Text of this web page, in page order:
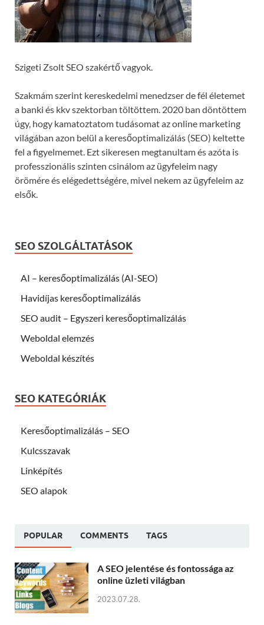
Szigeti Zsolt SEO szakértő vagyok.
Szakmám szerint kereskedelmi menedzser de fél életemet
a banki és kkv szektorban töltöttem. 2020 ban döntöttem
úgy, hogy kamatoztatom tudásomat az online marketing
világában azon belül a keresőoptimalizálás (SEO) keltette
fel a figyelmemet. Ezt sikeresen megtanultam és azóta is
professzionális szinten csinálom az ügyfeleim nagy
örömére és elégedettségére, mivel nekem az ügyfeleim az
elsők.
SEO SZOLGÁLTATÁSOK
AI – keresőoptimalizálás (AI-SEO)
Havidíjas keresőoptimalizálás
SEO audit – Egyszeri keresőoptimalizálás
Weboldal elemzés
Weboldal készítés
SEO KATEGÓRIÁK
Keresőoptimalizálás – SEO
Kulcsszavak
Linképítés
SEO alapok
POPULAR COMMENTS TAGS
A SEO jelentése és fontossága az
online üzleti világban
2023.07.28.